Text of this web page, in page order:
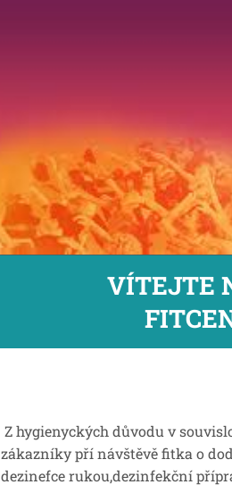
VÍTEJTE
Z hygienyckých důvodu v
zákazníky pří návštěvě fitka o
dezinefce rukou,dezinfekční